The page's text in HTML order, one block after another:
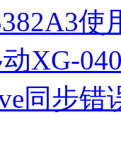
使
XG-
同步错